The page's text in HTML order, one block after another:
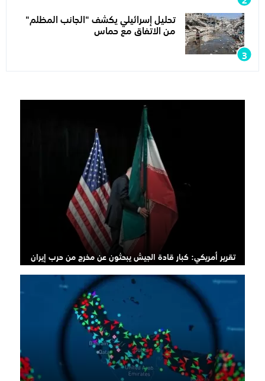
تحليل إسرائيلي يكشف "الجانب المظلم"
من الاتفاق مع حماس
تقرير أمريكي: كبار قادة الجيش يبحثون عن مخرج من حرب إيران